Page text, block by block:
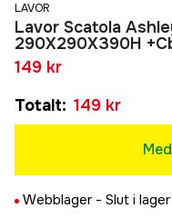
LAVOR
Lavor Scatola
290X290X390H
149 kr
Totalt: 149 kr
Webblager - Slut i lager